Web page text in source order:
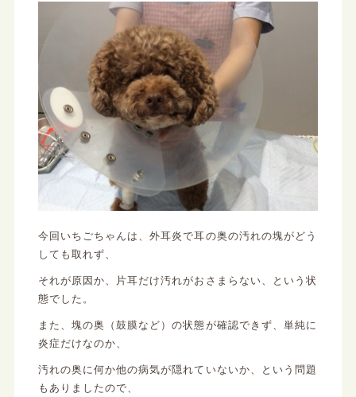
今回いちごちゃんは、外耳炎で耳の奥の汚れの塊がどう
しても取れず、
それが原因か、片耳だけ汚れがおさまらない、という状
態でした。
また、塊の奥（鼓膜など）の状態が確認できず、単純に
炎症だけなのか、
汚れの奥に何か他の病気が隠れていないか、という問題
もありましたので、